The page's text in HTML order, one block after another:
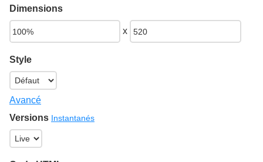
Dimensions
x
Style
Avancé
Versions Instantanés